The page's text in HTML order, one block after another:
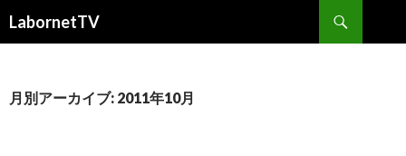
LabornetTV
索
ン
月別アーカイブ: 2011年10月